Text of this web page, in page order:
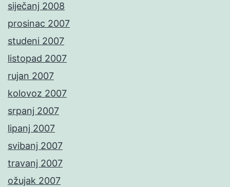
siječanj 2008
prosinac 2007
studeni 2007
listopad 2007
rujan 2007
kolovoz 2007
srpanj 2007
lipanj 2007
svibanj 2007
travanj 2007
ožujak 2007